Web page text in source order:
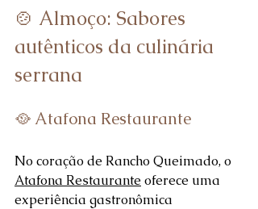
🍲 Almoço: Sabores
autênticos da culinária
serrana
🥘 Atafona Restaurante
No coração de Rancho Queimado, o
Atafona Restaurante oferece uma
experiência gastronômica